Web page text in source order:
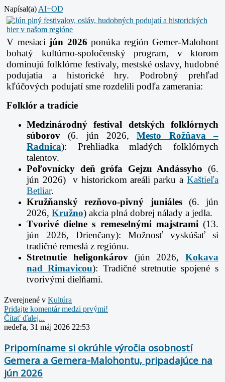
Napísal(a) AI+OD
V mesiaci jún 2026 ponúka región Gemer-Malohont
bohatý kultúrno-spoločenský program, v ktorom
dominujú folklórne festivaly, mestské oslavy, hudobné
podujatia a historické hry. Podrobný prehľad
kľúčových podujatí sme rozdelili podľa zamerania:
Folklór a tradície
Medzinárodný festival detských folklórnych
súborov (6. jún 2026,Mesto Rožňava –
Radnica): Prehliadka mladých folklórnych
talentov.
Poľovnícky deň grófa Gejzu Andássyho (6.
jún 2026) v historickom areáli parku a Kaštieľa
Betliar.
Kružňanský rezňovo-pivný juniáles(6. jún
2026, Kružno) akcia plná dobrej nálady a jedla.
Tvorivé dielne s remeselnými majstrami (13.
jún 2026, Drienčany): Možnosť vyskúšať si
tradičné remeslá z regiónu.
Stretnutie heligonkárov(jún 2026, Kokava
nad Rimavicou): Tradičné stretnutie spojené s
tvorivými dielňami.
Zverejnené v Kultúra
Pridajte komentár medzi prvými!
Čítať ďalej...
nedeľa, 31 máj 2026 22:53
Pripomíname si okrúhle výročia osobností
Gemera a Gemera-Malohontu, pripadajúce na
jún 2026